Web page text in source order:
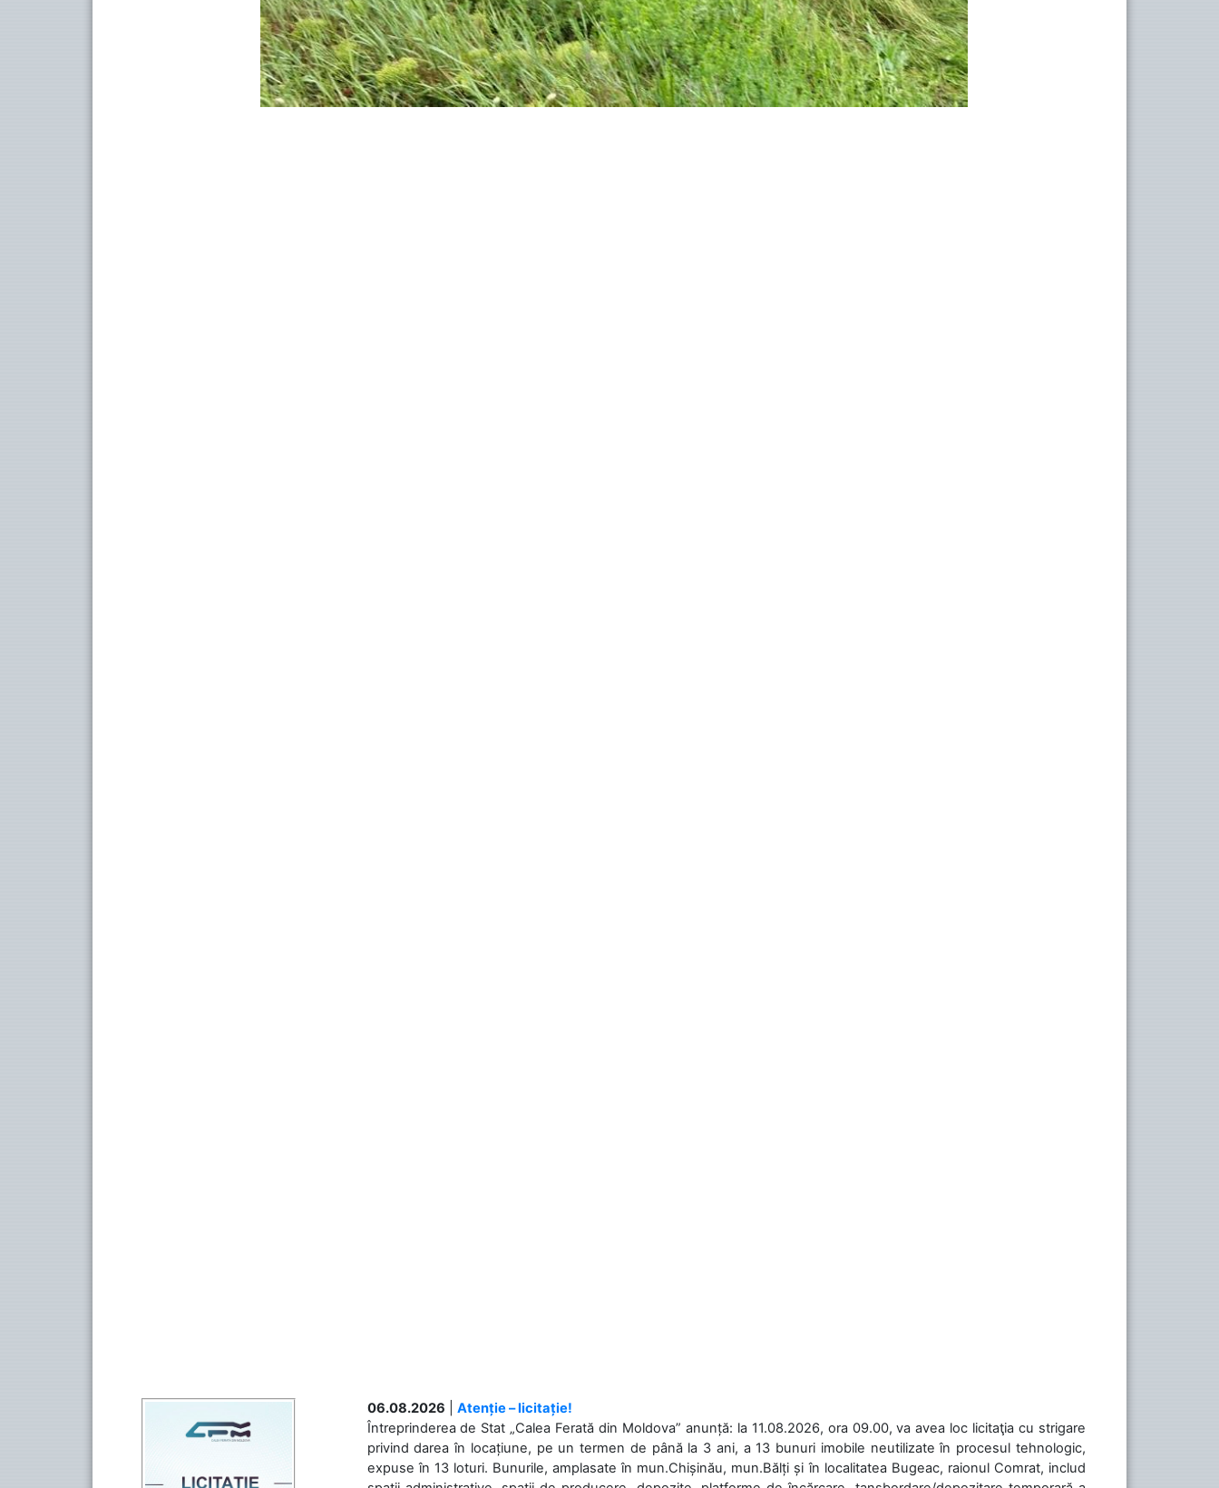
06.08.2026
Atenție – licitație!
Întreprinderea de Stat „Calea Ferată din Moldova” anunță: la 11.08.2026, ora 09.00, va avea loc licitaţia cu strigare
privind darea în locațiune, pe un termen de până la 3 ani, a 13 bunuri imobile neutilizate în procesul tehnologic,
expuse în 13 loturi. Bunurile, amplasate în mun.Chișinău, mun.Bălți și în localitatea Bugeac, raionul Comrat, includ